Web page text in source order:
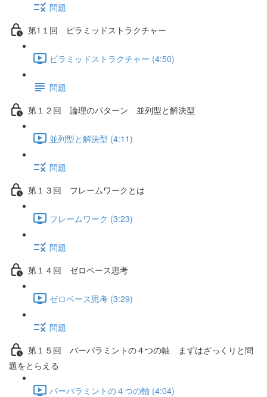
問題
第1１回 ピラミッドストラクチャー
ピラミッドストラクチャー (4:50)
問題
第１２回 論理のパターン 並列型と解決型
並列型と解決型 (4:11)
問題
第１３回 フレームワークとは
フレームワーク (3:23)
問題
第１４回 ゼロベース思考
ゼロベース思考 (3:29)
問題
第１５回 バーバラミントの４つの軸 まずはざっくりと問
題をとらえる
バーバラミントの４つの軸 (4:04)